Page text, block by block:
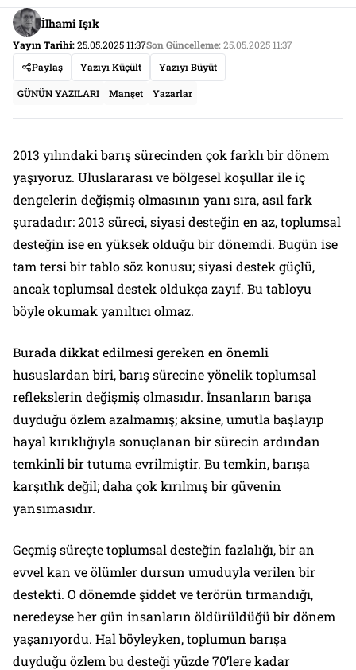
İlhami Işık
Yayın Tarihi:25.05.2025 11:37Son Güncelleme:25.05.2025 11:37
Paylaş
Yazıyı Küçült Yazıyı Büyüt
GÜNÜN YAZILARI Manşet Yazarlar
2013 yılındaki barış sürecinden çok farklı bir dönem
yaşıyoruz. Uluslararası ve bölgesel koşullar ile iç
dengelerin değişmiş olmasının yanı sıra, asıl fark
şuradadır: 2013 süreci, siyasi desteğin en az, toplumsal
desteğin ise en yüksek olduğu bir dönemdi. Bugün ise
tam tersi bir tablo söz konusu; siyasi destek güçlü,
ancak toplumsal destek oldukça zayıf. Bu tabloyu
böyle okumak yanıltıcı olmaz.
Burada dikkat edilmesi gereken en önemli
hususlardan biri, barış sürecine yönelik toplumsal
reflekslerin değişmiş olmasıdır. İnsanların barışa
duyduğu özlem azalmamış; aksine, umutla başlayıp
hayal kırıklığıyla sonuçlanan bir sürecin ardından
temkinli bir tutuma evrilmiştir. Bu temkin, barışa
karşıtlık değil; daha çok kırılmış bir güvenin
yansımasıdır.
Geçmiş süreçte toplumsal desteğin fazlalığı, bir an
evvel kan ve ölümler dursun umuduyla verilen bir
destekti. O dönemde şiddet ve terörün tırmandığı,
neredeyse her gün insanların öldürüldüğü bir dönem
yaşanıyordu. Hal böyleyken, toplumun barışa
duyduğu özlem bu desteği yüzde 70’lere kadar